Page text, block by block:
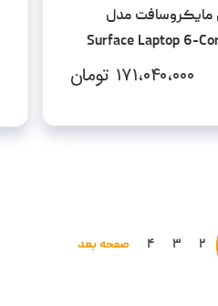
اینچی مایکروسافت مدل
Surface Laptop 6-
16GB
۱۷۱،۰۴۰،۰۰۰ تومان
۲ ۳ ۴ صفحه بعد